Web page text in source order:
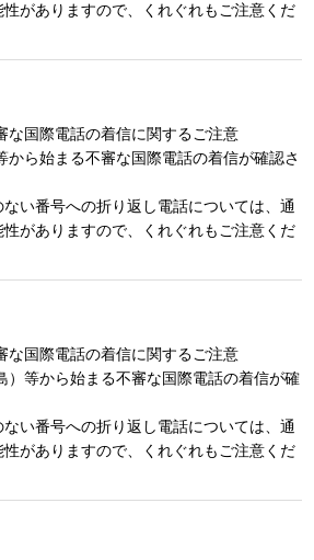
がありますので、くれぐれもご注意くだ
な国際電話の着信に関するご注意
から始まる不審な国際電話の着信が確認さ
い番号への折り返し電話については、通
がありますので、くれぐれもご注意くだ
な国際電話の着信に関するご注意
）等から始まる不審な国際電話の着信が確
い番号への折り返し電話については、通
がありますので、くれぐれもご注意くだ